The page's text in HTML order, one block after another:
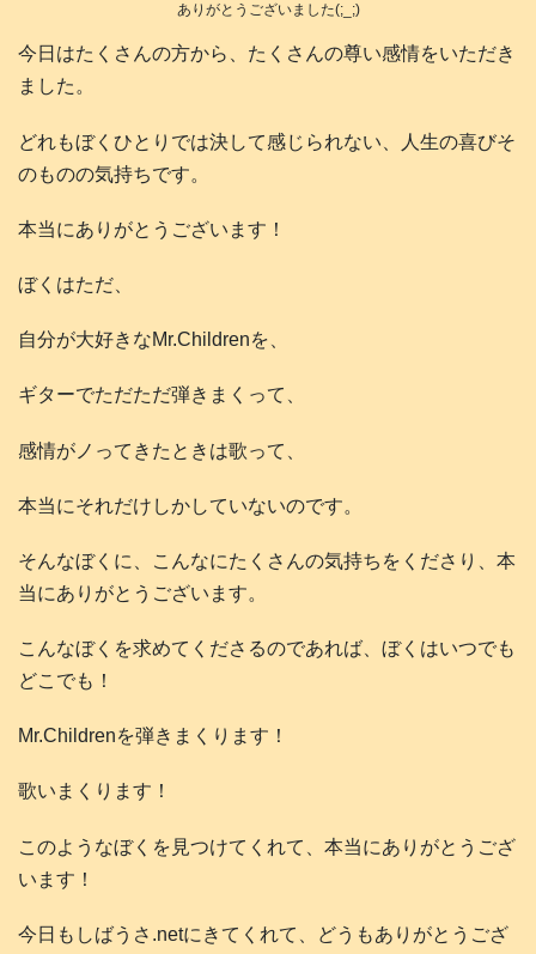
ありがとうございました(;_;)
今日はたくさんの方から、たくさんの尊い感情をいただき
ました。
どれもぼくひとりでは決して感じられない、人生の喜びそ
のものの気持ちです。
本当にありがとうございます！
ぼくはただ、
自分が大好きなMr.Childrenを、
ギターでただただ弾きまくって、
感情がノってきたときは歌って、
本当にそれだけしかしていないのです。
そんなぼくに、こんなにたくさんの気持ちをくださり、本
当にありがとうございます。
こんなぼくを求めてくださるのであれば、ぼくはいつでも
どこでも！
Mr.Childrenを弾きまくります！
歌いまくります！
このようなぼくを見つけてくれて、本当にありがとうござ
います！
今日もしばうさ.netにきてくれて、どうもありがとうござ